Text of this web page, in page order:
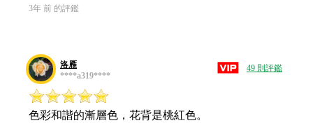
3年 前 的評鑑
洛雁
****a319****
49 則評鑑
色彩和諧的漸層色，花背是桃紅色。